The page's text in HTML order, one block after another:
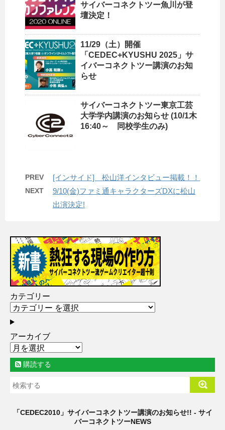
サイバーコネクトツー魚川が登
壇決定！
11/29（土）開催
「CEDEC+KYUSHU 2025」サ
イバーコネクトツー講演のお知
らせ
サイバーコネクトツー東京工芸
大学学内講演のお知らせ (10/1木
16:40～ 同校学生のみ)
PREV [インサイド] 松山洋インタビュー掲載！！
NEXT
9/10(金)ファミ通キャラクターズDXに松山
出演決定!
カテゴリー
アーカイブ
購読する
「CEDEC2010」サイバーコネクトツー講演のお知らせ!! - サイ
バーコネクトツーNEWS